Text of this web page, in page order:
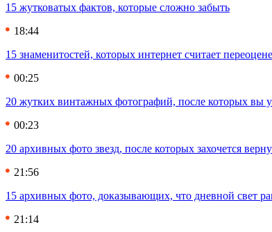
15 жутковатых фактов, которые сложно забыть
18:44
15 знаменитостей, которых интернет считает
00:25
20 жутких винтажных фотографий, после которых вы
00:23
20 архивных фото звезд, после которых захочется
21:56
15 архивных фото, доказывающих, что дневной свет
21:14